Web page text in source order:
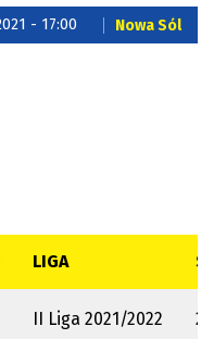
- 17:00 Nowa Sól
LIGA
II Liga 2021/2022